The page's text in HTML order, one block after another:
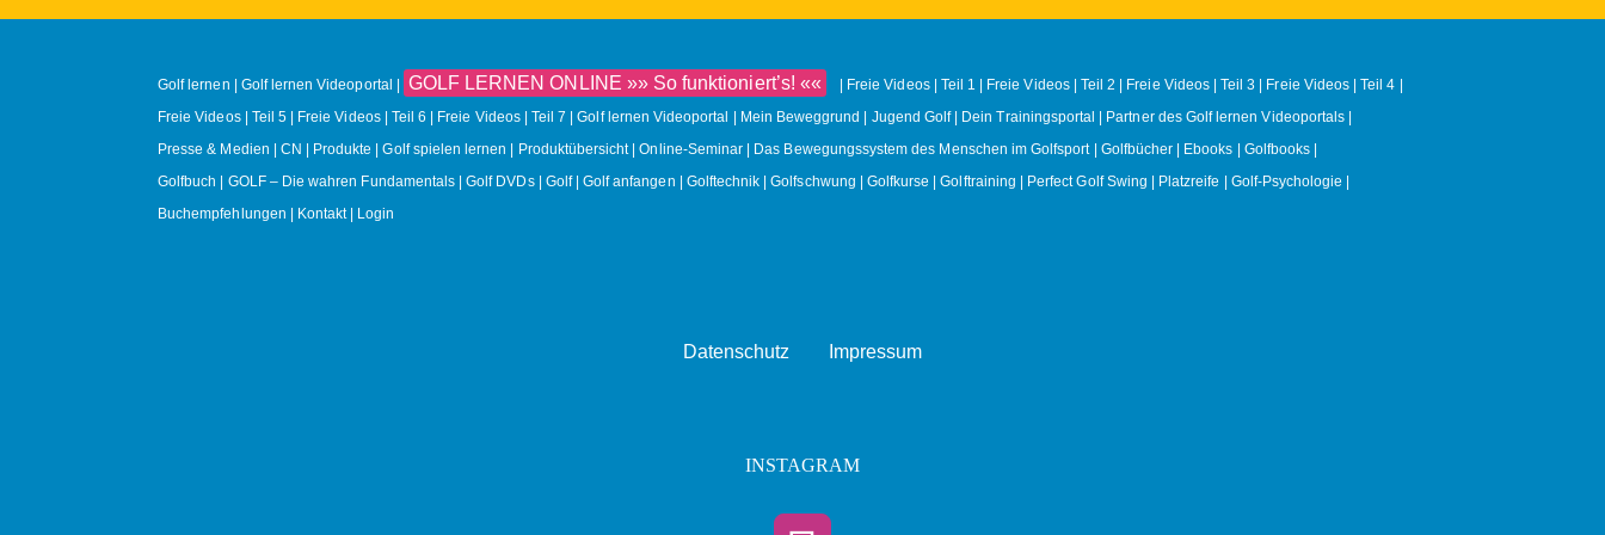
Golf lernen Golf lernen Videoportal GOLF LERNEN ONLINE »» So funktioniert’s! «« Freie Videos | Teil 1 Freie Videos | Teil 2 Freie Videos | Teil 3
Freie Videos | Teil 4
Freie Videos | Teil 5
Freie Videos | Teil 6 Freie Videos | Teil 7 Golf lernen Videoportal | Mein Beweggrund Jugend Golf | Dein Trainingsportal
Partner des Golf lernen Videoportals
Presse & Medien
CN Produkte Golf spielen lernen | Produktübersicht Online-Seminar | Das Bewegungssystem des Menschen im Golfsport
Golfbücher | Ebooks | Golfbooks
Golfbuch | GOLF – Die wahren Fundamentals
Golf DVDs Golf Golf anfangen Golftechnik Golfschwung Golfkurse Golftraining Perfect Golf Swing Platzreife
Golf-Psychologie
Buchempfehlungen
Kontakt Login
Datenschutz Impressum
INSTAGRAM